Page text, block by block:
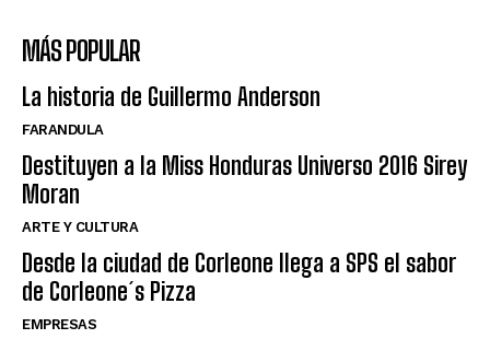
MÁS POPULAR
La historia de Guillermo Anderson
FARANDULA
Destituyen a la Miss Honduras Universo 2016 Sirey
Moran
ARTE Y CULTURA
Desde la ciudad de Corleone llega a SPS el sabor
de Corleone´s Pizza
EMPRESAS